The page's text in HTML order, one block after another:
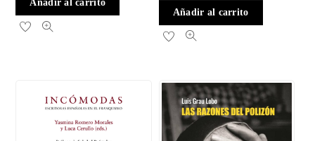
Añadir al carrito
Añadir al carrito